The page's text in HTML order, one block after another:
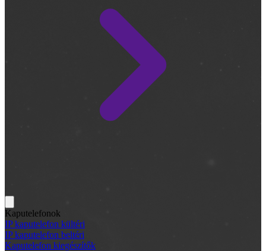
Kaputelefonok
IP kaputelefon kültéri
IP kaputelefon beltéri
Kaputelefon kiegészítők